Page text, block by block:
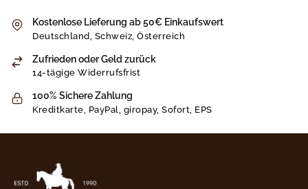
Kostenlose Lieferung ab 50€ Einkaufswert
Deutschland, Schweiz, Österreich
Zufrieden oder Geld zurück
14-tägige Widerrufsfrist
100% Sichere Zahlung
Kreditkarte, PayPal, giropay, Sofort, EPS